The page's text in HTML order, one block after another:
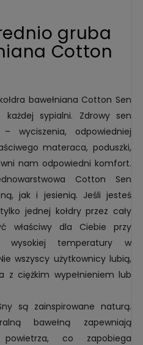
gruba
Cotton
bawełniana Cotton Sen
sypialni. Zdrowy sen
wyciszenia, odpowiedniej
materaca, poduszki,
nam odpowiedni komfort.
Cotton Sen
jak i jesienią. Jeśli jesteś
jednej kołdry przez cały
właściwy dla Ciebie przy
wysokiej temperatury w
wszyscy użytkownicy lubią,
z ciężkim wypełnieniem lub
są zainspirowane naturą.
bawełną zapewniają
powietrza, co zapobiega